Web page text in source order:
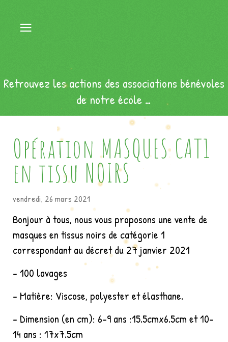
Retrouvez les actions des associations bénévoles
de notre école …
Opération MASQUES CAT1
en tissu NOIRS
vendredi, 26 mars 2021
Bonjour à tous, nous vous proposons une vente de
masques en tissus noirs de catégorie 1
correspondant au décret du 27 janvier 2021
- 100 lavages
- Matière: Viscose, polyester et élasthane.
- Dimension (en cm): 6-9 ans :15.5cmx6.5cm et 10-
14 ans : 17x7.5cm